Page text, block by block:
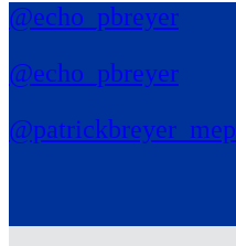
@echo_pbreyer
@echo_pbreyer
@patrickbreyer_mep